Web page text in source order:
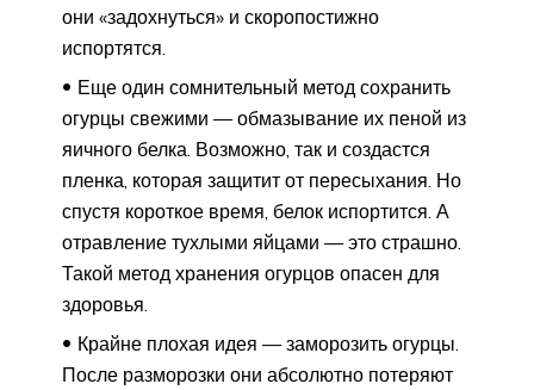
они «задохнуться» и скоропостижно
испортятся.
Еще один сомнительный метод сохранить
огурцы свежими — обмазывание их пеной из
яичного белка. Возможно, так и создастся
пленка, которая защитит от пересыхания. Но
спустя короткое время, белок испортится. А
отравление тухлыми яйцами — это страшно.
Такой метод хранения огурцов опасен для
здоровья.
Крайне плохая идея — заморозить огурцы.
После разморозки они абсолютно потеряют